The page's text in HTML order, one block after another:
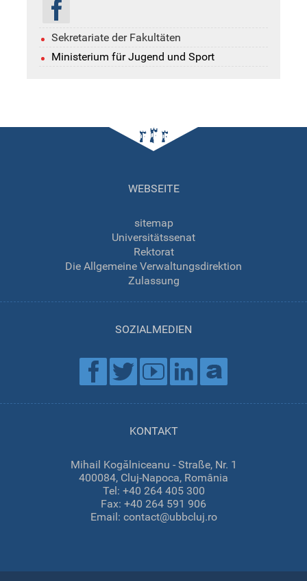
Sekretariate der Fakultäten
Ministerium für Jugend und Sport
WEBSEITE
sitemap
Universitätssenat
Rektorat
Die Allgemeine Verwaltungsdirektion
Zulassung
SOZIALMEDIEN
KONTAKT
Mihail Kogălniceanu - Straße, Nr. 1
400084, Cluj-Napoca, România
Tel: +40 264 405 300
Fax: +40 264 591 906
Email: contact@ubbcluj.ro